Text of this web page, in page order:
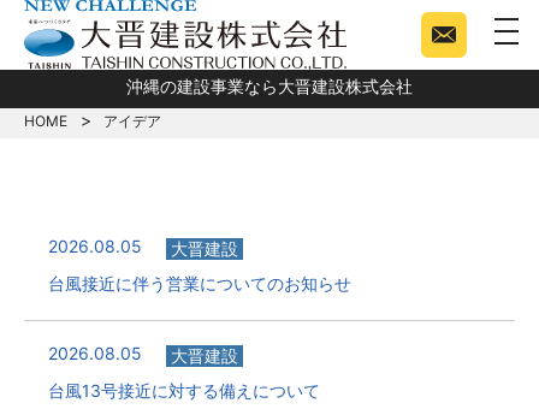
沖縄の建設事業なら大晋建設株式会社
HOME アイデア
2026.08.05
大晋建設
台風接近に伴う営業についてのお知らせ
2026.08.05
大晋建設
台風13号接近に対する備えについて